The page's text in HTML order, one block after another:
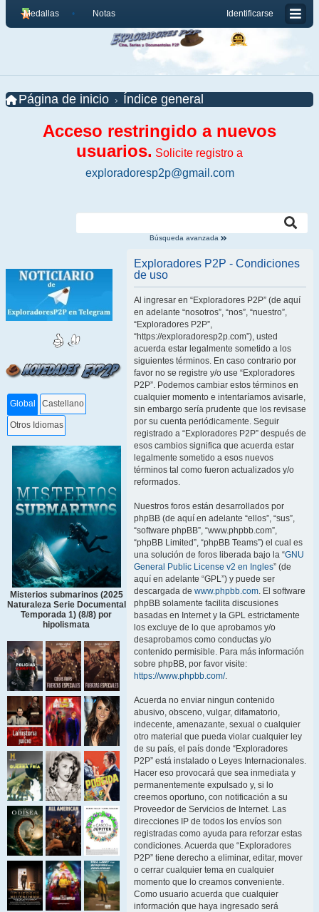
Identificarse
Medallas Notas
Página de inicio Índice general
Acceso restringido a nuevos
usuarios. Solicite registro a
exploradoresp2p@gmail.com
Búsqueda avanzada
Global Castellano
Otros Idiomas
Misterios submarinos (2025
Naturaleza Serie Documental
Temporada 1) (8/8) por
hipolismata
Exploradores P2P - Condiciones
de uso
Al ingresar en “Exploradores P2P” (de aquí
en adelante “nosotros”, “nos”, “nuestro”,
“Exploradores P2P”,
“https://exploradoresp2p.com”), usted
acuerda estar legalmente sometido a los
siguientes términos. En caso contrario por
favor no se registre y/o use “Exploradores
P2P”. Podemos cambiar estos términos en
cualquier momento e intentaríamos avisarle,
sin embargo sería prudente que los revisase
por su cuenta periódicamente. Seguir
registrado a “Exploradores P2P” después de
esos cambios significa que acuerda estar
legalmente sometido a esos nuevos
términos tal como fueron actualizados y/o
reformados.
Nuestros foros están desarrollados por
phpBB (de aquí en adelante “ellos”, “sus”,
“software phpBB”, “www.phpbb.com”,
“phpBB Limited”, “phpBB Teams”) el cual es
una solución de foros liberada bajo la “GNU
General Public License v2 en Ingles” (de
aquí en adelante “GPL”) y puede ser
descargada de www.phpbb.com. El software
phpBB solamente facilita discusiones
basadas en Internet y la GPL estrictamente
los excluye de lo que aprobamos y/o
desaprobamos como conductas y/o
contenido permisible. Para más información
sobre phpBB, por favor visite:
https://www.phpbb.com/.
Acuerda no enviar ningun contenido
abusivo, obsceno, vulgar, difamatorio,
indecente, amenazante, sexual o cualquier
otro material que pueda violar cualquier ley
de su país, el país donde “Exploradores
P2P” está instalado o Leyes Internacionales.
Hacer eso provocará que sea inmediata y
permanentemente expulsado y, si lo
creemos oportuno, con notificación a su
Proveedor de Servicios de Internet. Las
direcciones IP de todos los envíos son
registradas como ayuda para reforzar estas
condiciones. Acuerda que “Exploradores
P2P” tiene derecho a eliminar, editar, mover
o cerrar cualquier tema en cualquier
momento que lo creamos conveniente.
Como usuario acuerda que cualquier
información que haya ingresado será